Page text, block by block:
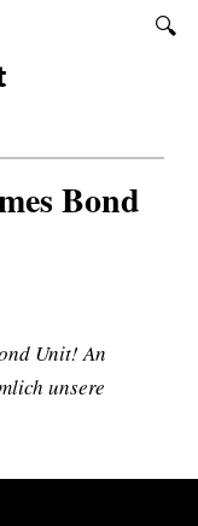
Bond
Unit! An
unsere